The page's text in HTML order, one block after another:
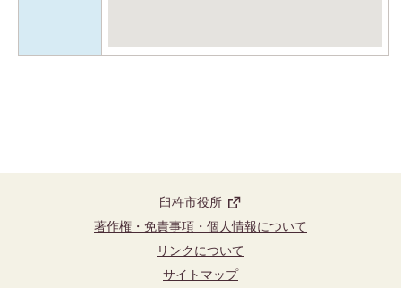
臼杵市役所
著作権・免責事項・個人情報について
リンクについて
サイトマップ